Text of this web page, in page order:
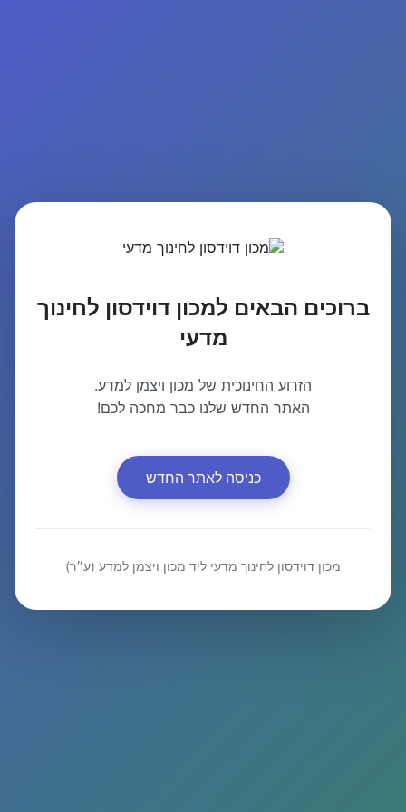
ברוכים הבאים למכון דוידסון לחינוך
מדעי
הזרוע החינוכית של מכון ויצמן למדע.
האתר החדש שלנו כבר מחכה לכם!
כניסה לאתר החדש
מכון דוידסון לחינוך מדעי ליד מכון ויצמן למדע (ע״ר)